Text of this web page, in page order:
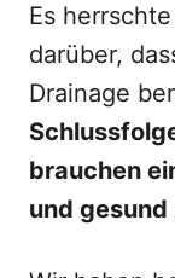
Es
darüber,
Drainage
brauchen
und gesund